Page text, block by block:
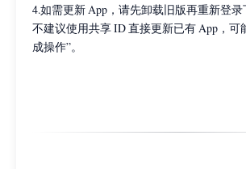
4.如需更新 App，请先卸载旧版再重新登录
不建议使用共享 ID 直接更新已有 App，可
成操作”。